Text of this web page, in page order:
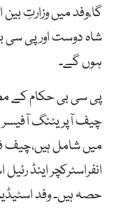
گا،وفد میں وزارتِ بین
شاہ دوست اور پی
ہوں گے۔
پی سی بی حکام کے
چیف آپریٹنگ
میں شامل ہیں،چیف
انفراسٹرکچر اینڈ
حصہ ہیں۔ وفد